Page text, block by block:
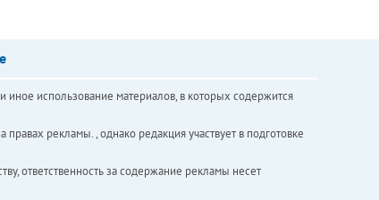
использование материалов, в которых содержится
рекламы. , однако редакция участвует в подготовке
ответственность за содержание рекламы несет